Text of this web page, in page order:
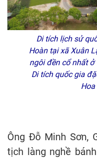
Di tích lịch sử
Hoàn tại xã Xuân
ngôi đền cổ nhất ở
Di tích quốc gia
Ông Đỗ Minh Sơn,
tịch làng nghề